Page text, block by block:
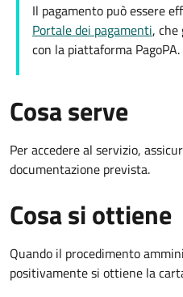
Il pagamento può essere
Portale dei pagamenti,
con la piattaforma PagoPA.
Cosa serve
Per accedere al servizio,
documentazione prevista.
Cosa si ottiene
Quando il procedimento
positivamente si ottiene la